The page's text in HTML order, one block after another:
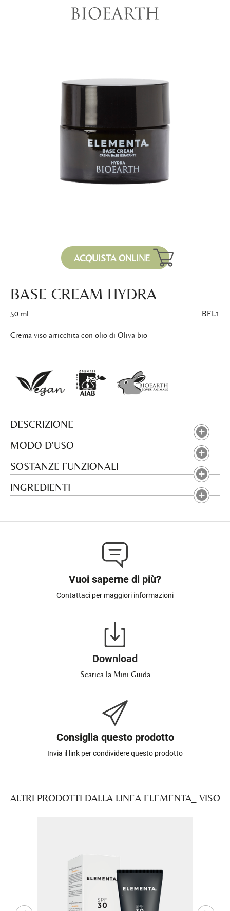
ACQUISTA ONLINE
BASE CREAM HYDRA
50 ml BEL1
Crema viso arricchita con olio di Oliva bio
DESCRIZIONE
MODO D'USO
SOSTANZE FUNZIONALI
INGREDIENTI
Vuoi saperne di più?
Contattaci per maggiori informazioni
Download
Scarica la Mini Guida
Consiglia questo prodotto
Invia il link per condividere questo prodotto
ALTRI PRODOTTI DALLA LINEA ELEMENTA_ VISO